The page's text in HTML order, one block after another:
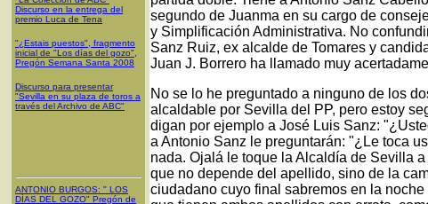
Discurso en la entrega del
premio Luca de Tena
"¿Estais puestos", fragmento
inicial de "Los días del gozo",
Pregón Semana Santa 2008
Discurso para presentar
"Sevilla en su plaza de toros a
través del Archivo de ABC"
ANTONIO BURGOS: " LOS
DÍAS DEL GOZO" Pregón de
segundo de Juanma en su cargo de
y Simplificación Administrativa. No
Sanz Ruiz, ex alcalde de Tomares y
Juan J. Borrero ha llamado muy
No se lo he preguntado a ninguno de los
alcaldable por Sevilla del PP, pero estoy
digan por ejemplo a José Luis Sanz:
a Antonio Sanz le preguntarán: "¿Le toca
nada. Ojalá le toque la Alcaldía de Sevilla
que no depende del apellido, sino de la
ciudadano cuyo final sabremos en la